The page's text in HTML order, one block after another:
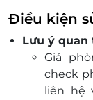
tình, chu
Tọa lạc tại
huyết
chuyển
thương
như cầu
Điều kiện
Lưu ý quan
Giá
check
liên hệ